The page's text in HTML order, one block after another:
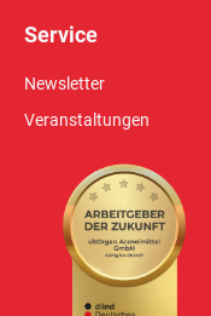
Service
Newsletter
Veranstaltungen